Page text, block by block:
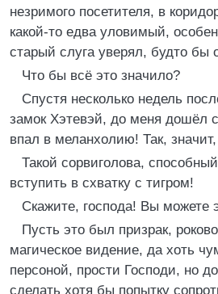
незримого посетителя, в
какой-то едва уловимый,
старый слуга уверял, будто бы
Что бы всё это значило?
Спустя несколько недель
замок Хэтевэй, до меня дошёл
впал в меланхолию! Так,
Такой сорвиголова,
вступить в схватку с тигром!
Скажите, господа! Вы можете
Пусть это был призрак,
магическое видение, да хоть
персоной, прости Господи, но
сделать хотя бы попытку